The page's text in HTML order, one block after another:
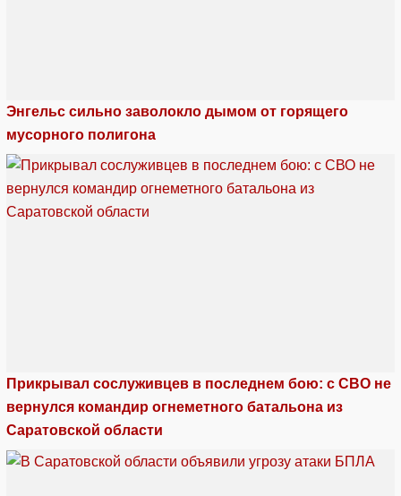
Энгельс сильно заволокло дымом от горящего
мусорного полигона
Прикрывал сослуживцев в последнем бою: с СВО не
вернулся командир огнеметного батальона из
Саратовской области